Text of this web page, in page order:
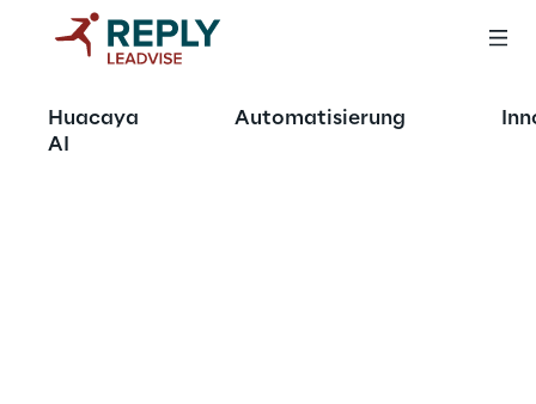
Huacaya
AI
Automatisierung
Process Leadership